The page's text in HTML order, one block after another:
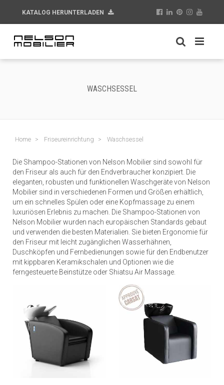
KATALOG HERUNTERLADEN
WASCHSESSEL
Home Friseureinrichtung Waschsessel
Die Shampoo-Stationen von Nelson Mobilier sind sowohl für
den Friseur als auch für den Endverbraucher konzipiert. Die
eleganten, robusten und funktionellen Waschgeräte von Nelson
Mobilier sind in verschiedenen Formen und Größen erhältlich,
um ein schnelles Spülen oder eine Kopfmassage zu einem
luxuriösen Erlebnis zu machen. Die Shampoo-Stationen von
Nelson Mobilier wurden nach europäischen Standards gebaut
und verwenden die besten Materialien. Sie bieten Ergonomie für
den Friseur mit leicht zugänglichen Wasserhähnen,
Duschköpfen und Fernbedienungen sowie für den Endbenutzer
mit kippbaren Keramikschalen und Optionen wie die
ferngesteuerte Beinstütze oder Shiatsu Air Massage.